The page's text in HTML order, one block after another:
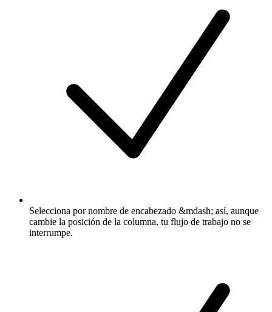
Selecciona por nombre de encabezado &mdash; así, aunque
cambie la posición de la columna, tu flujo de trabajo no se
interrumpe.